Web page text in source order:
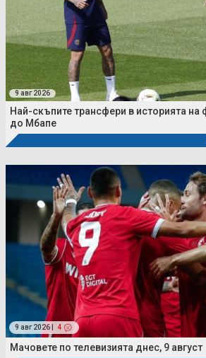
9 авг 2026
Най-скъпите трансфери в историята
до Мбапе
9 авг 2026 | 4
Мачовете по телевизията днес, 9 август